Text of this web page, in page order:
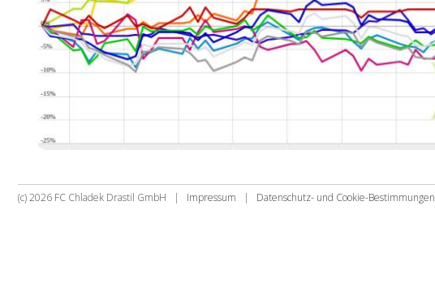
(c) 2026 FC Chladek Drastil GmbH | Impressum | Datenschutz- und Cookie-Bestimmungen